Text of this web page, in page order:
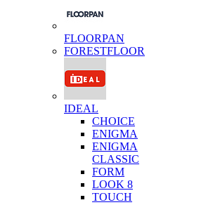
FLOORPAN
FORESTFLOOR
IDEAL
CHOICE
ENIGMA
ENIGMA
CLASSIC
FORM
LOOK 8
TOUCH